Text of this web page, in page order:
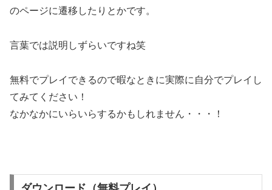
のページに遷移したりとかです。
言葉では説明しずらいですね笑
無料でプレイできるので暇なときに実際に自分でプレイし
てみてください！
なかなかにいらいらするかもしれません・・・！